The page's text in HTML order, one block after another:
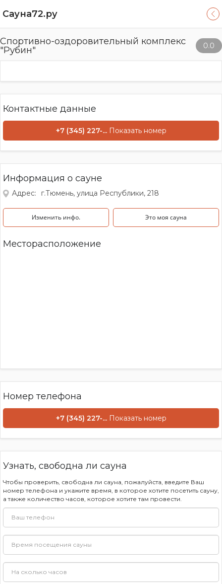
Сауна72.ру
Спортивно-оздоровительный комплекс
"Рубин"
0.0
Контактные данные
+7 (345) 227-... Показать номер
Информация о сауне
Адрес: г.Тюмень, улица Республики, 218
Изменить инфо. Это моя сауна
Месторасположение
Номер телефона
+7 (345) 227-... Показать номер
Узнать, свободна ли сауна
Чтобы проверить, свободна ли сауна, пожалуйста, введите Ваш
номер телефона и укажите время, в которое хотите посетить сауну,
а также количество часов, которое хотите там провести.